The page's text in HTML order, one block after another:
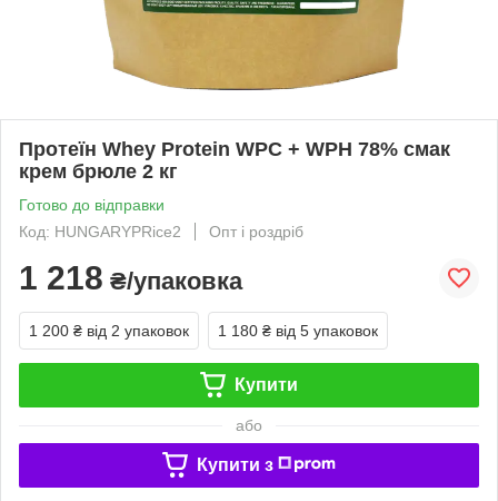
Протеїн Whey Protein WPC + WPH 78% смак
крем брюле 2 кг
Готово до відправки
Код: HUNGARYPRice2
Опт і роздріб
1 218 ₴/упаковка
1 200 ₴ від 2 упаковок 1 180 ₴ від 5 упаковок
Купити
або
Купити з